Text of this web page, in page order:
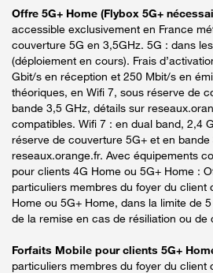
Offre 5G+ Home (Flybox 5G+
accessible exclusivement en France
couverture 5G en 3,5GHz. 5G : dans
(déploiement en cours). Frais
Gbit/s en réception et 250 Mbit/s en
théoriques, en Wifi 7, sous réserve de
bande 3,5 GHz, détails sur
compatibles. Wifi 7 : en dual band, 2,4
réserve de couverture 5G+ et en
reseaux.orange.fr. Avec équipements
pour clients 4G Home ou 5G+ Home :
particuliers membres du foyer du client
Home ou 5G+ Home, dans la limite de
de la remise en cas de résiliation ou de
Forfaits Mobile pour clients 5G+
particuliers membres du foyer du client